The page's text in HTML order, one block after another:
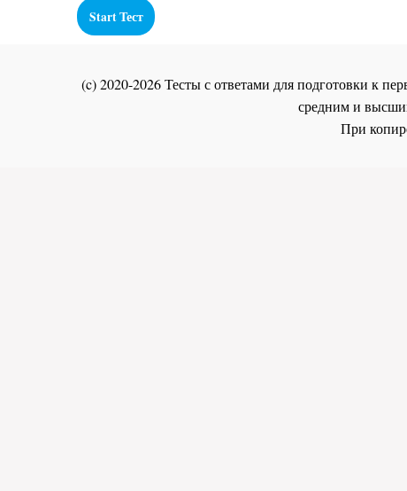
(c) 2020-2026 Тесты с ответами для подготовки к
средним и
При